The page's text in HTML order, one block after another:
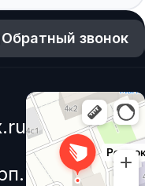
Обратный звонок